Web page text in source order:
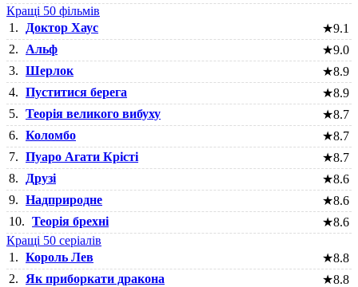
Кращі 50 фільмів
1.
Доктор Хаус ★9.1
2.
Альф ★9.0
3. Шерлок ★8.9
4. Пуститися берега ★8.9
5. Теорія великого вибуху ★8.7
6. Коломбо ★8.7
7. Пуаро Агати Крісті ★8.7
8.
Друзі ★8.6
9. Надприродне ★8.6
10. Теорія брехні ★8.6
Кращі 50 серіалів
1. Король Лев ★8.8
2.
Як приборкати дракона ★8.8